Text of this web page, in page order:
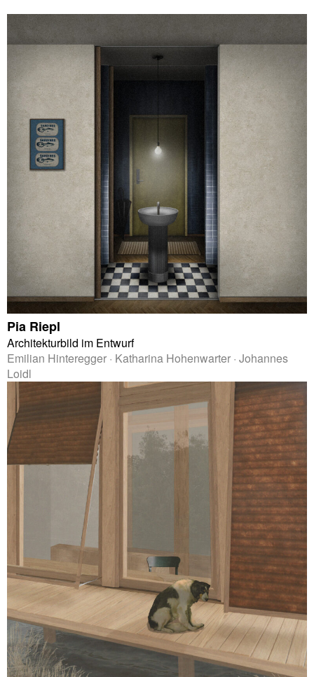
Pia Riepl
Architekturbild im Entwurf
Emilian Hinteregger · Katharina Hohenwarter · Johannes
Loidl